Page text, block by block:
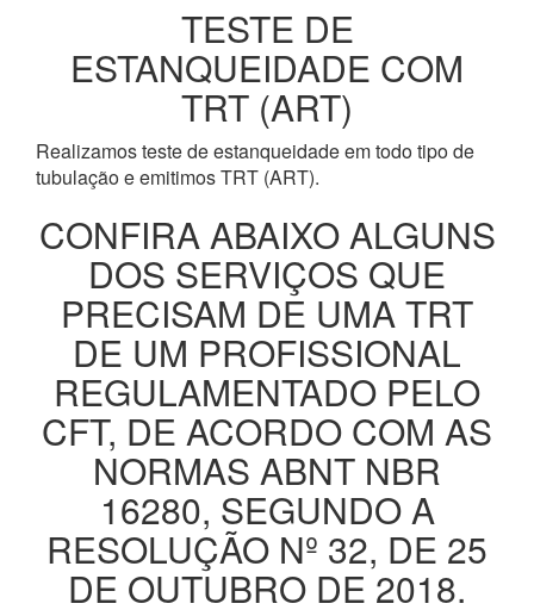
TESTE DE
ESTANQUEIDADE COM
TRT (ART)
Realizamos teste de estanqueidade em todo tipo de
tubulação e emitimos TRT (ART).
CONFIRA ABAIXO ALGUNS
DOS SERVIÇOS QUE
PRECISAM DE UMA TRT
DE UM PROFISSIONAL
REGULAMENTADO PELO
CFT, DE ACORDO COM AS
NORMAS ABNT NBR
16280, SEGUNDO A
RESOLUÇÃO Nº 32, DE 25
DE OUTUBRO DE 2018.